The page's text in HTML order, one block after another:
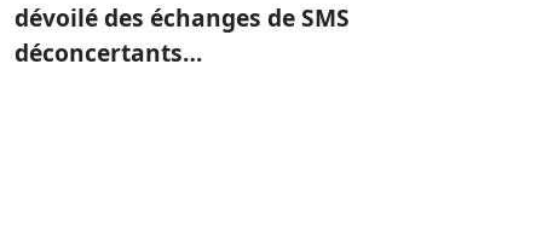
dévoilé des échanges de SMS
déconcertants…